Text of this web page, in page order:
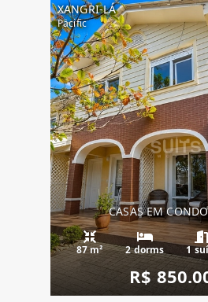
XANGRI-LÁ
Pacific
CASAS EM
87 m² 2 dorms 1
R$